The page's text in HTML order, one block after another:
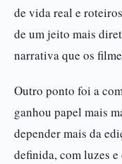
de vida real e
de um jeito mais
narrativa que os
Outro ponto foi a
ganhou papel mais
depender mais da
definida, com luzes